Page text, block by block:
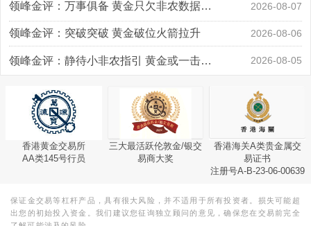
领峰金评：万事俱备 黄金只欠非农数据“东风” 2026-08-07
领峰金评：突破突破 黄金破位火箭拉升 2026-08-06
领峰金评：静待小非农指引 黄金或一击破局 2026-08-05
香港黄金交易所
AA类145号行员
三大最活跃伦敦金/银交
易商大奖
香港海关A类贵金属交
易证书
注册号A-B-23-06-00639
保证金交易等杠杆产品，具有很大风险，并不适用于所有投资者。损失可能超
出您的初始投入资金。我们建议您征询独立顾问的意见，确保您在交易前完全